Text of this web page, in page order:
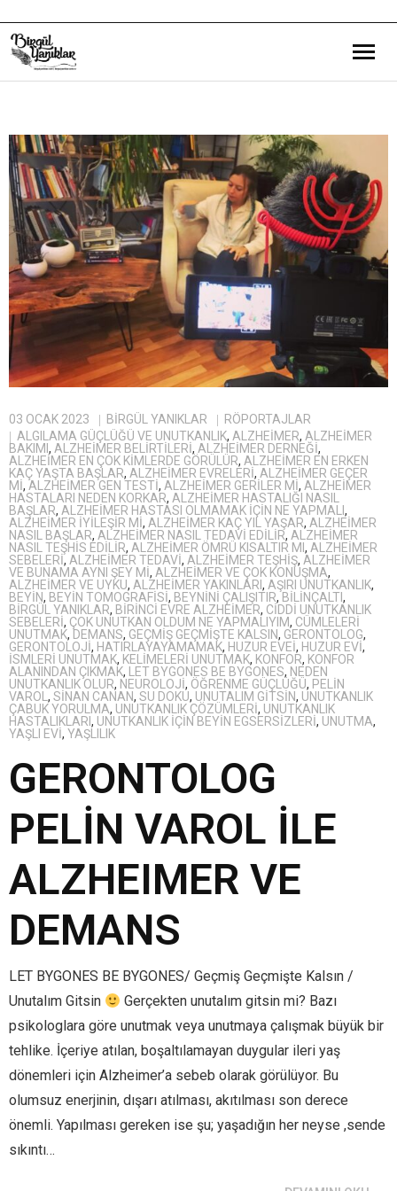
Eğitim Yazılarım
Gezi ve Kültür Yazılarım
Röportajlarım
Destek Olduğum Projeler
Yürüttüğüm Projeler
03 OCAK 2023 BIRGÜL YANIKLAR
RÖPORTAJLAR
ALGILAMA GÜÇLÜĞÜ VE UNUTKANLIK, ALZHEIMER, ALZHEİMER
BAKIMI , ALZHEIMER BELIRTILERI, ALZHEIMER DERNEĞI,
ALZHEIMER EN ÇOK KIMLERDE GÖRÜLÜR, ALZHEIMER EN ERKEN
KAÇ YAŞTA BAŞLAR, ALZHEIMER EVRELERI, ALZHEIMER GEÇER
MI, ALZHEIMER GEN TESTI, ALZHEIMER GERILER MI, ALZHEIMER
HASTALARI NEDEN KORKAR, ALZHEIMER HASTALIĞI NASIL
BAŞLAR, ALZHEIMER HASTASI OLMAMAK IÇIN NE YAPMALI,
ALZHEIMER IYILEŞIR MI, ALZHEIMER KAÇ YIL YAŞAR, ALZHEIMER
NASIL BAŞLAR, ALZHEIMER NASIL TEDAVI EDILIR, ALZHEIMER
NASIL TEŞHIS EDILIR, ALZHEIMER ÖMRÜ KISALTIR MI , ALZHEIMER
SEBELERI, ALZHEIMER TEDAVI, ALZHEIMER TEŞHIŞ, ALZHEIMER
VE BUNAMA AYNI ŞEY MI, ALZHEIMER VE ÇOK KONUŞMA,
ALZHEIMER VE UYKU, ALZHEIMER YAKINLARI , AŞIRI UNUTKANLIK,
BEYIN, BEYIN TOMOGRAFISI, BEYNINI ÇALIŞITIR, BILINÇALTI ,
BIRGÜL YANIKLAR, BIRINCI EVRE ALZHEIMER, CIDDI UNUTKANLIK
SEBELERI, ÇOK UNUTKAN OLDUM NE YAPMALIYIM, CÜMLELERI
UNUTMAK, DEMANS, GEÇMIŞ GEÇMIŞTE KALSIN, GERONTOLOG,
GERONTOLOJI, HATIRLAYAYAMAMAK, HUZUR EVEI, HUZUR EVI,
ISMLERI UNUTMAK, KELIMELERI UNUTMAK, KONFOR, KONFOR
ALANINDAN ÇIKMAK, LET BYGONES BE BYGONES, NEDEN
UNUTKANLIK OLUR, NEUROLOJI, ÖĞRENME GÜÇLÜĞÜ, PELIN
VAROL, SINAN CANAN, SU DOKU, UNUTALIM GITSIN, UNUTKANLIK
ÇABUK YORULMA, UNUTKANLIK ÇÖZÜMLERI, UNUTKANLIK
HASTALIKLARI , UNUTKANLIK IÇIN BEYIN EGSERSIZLERI, UNUTMA,
YAŞLI EVI, YAŞLILIK
GERONTOLOG
PELİN VAROL İLE
ALZHEIMER VE
DEMANS
LET BYGONES BE BYGONES/ Geçmiş Geçmişte Kalsın /
Unutalım Gitsin
Gerçekten unutalım gitsin mi? Bazı
psikologlara göre unutmak veya unutmaya çalışmak büyük bir
tehlike. İçeriye atılan, boşaltılamayan duygular ileri yaş
dönemleri için Alzheimer’a sebeb olarak görülüyor. Bu
olumsuz enerjinin, dışarı atılması, akıtılması son derece
önemli. Yapılması gereken ise şu; yaşadığın her neyse ,sende
sıkıntı…